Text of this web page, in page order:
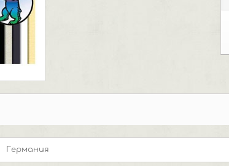
Германия